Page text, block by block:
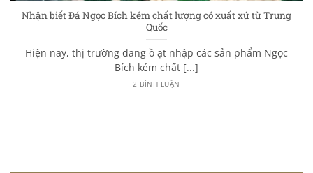
Nhận biết Đá Ngọc Bích kém chất lượng có xuất xứ từ Trung
Quốc
Hiện nay, thị trường đang ồ ạt nhập các sản phẩm Ngọc
Bích kém chất [...]
2 BÌNH LUẬN